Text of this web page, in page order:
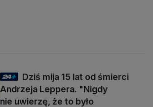
Dziś mija 15 lat od śmierci
Andrzeja Leppera. "Nigdy
nie uwierzę, że to było